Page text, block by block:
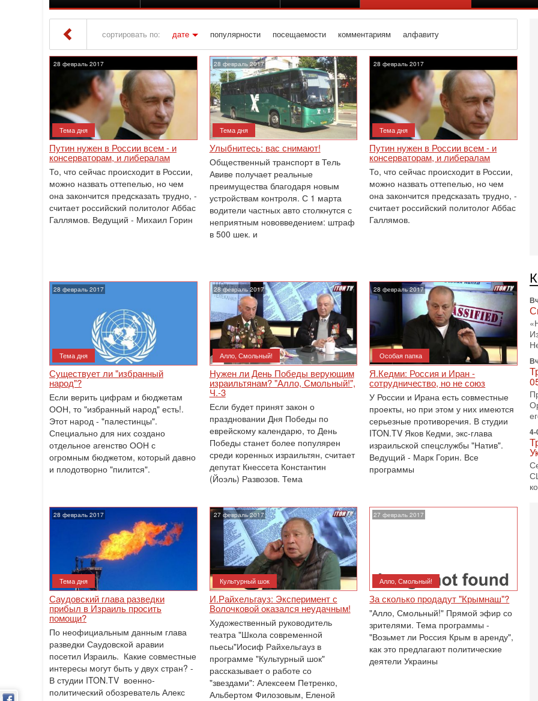
сортировать по: дате популярности посещаемости комментариям алфавиту
Iton TV » Материалы за Февраль 2017 года
28 февраль 2017
Тема дня
Путин нужен в России всем - и
консерваторам, и либералам
То, что сейчас происходит в России,
можно назвать оттепелью, но чем
она закончится предсказать трудно, -
считает российский политолог Аббас
Галлямов. Ведущий - Михаил Горин
28 февраль 2017
Тема дня
Улыбнитесь: вас снимают!
Общественный транспорт в Тель
Авиве получает реальные
преимущества благодаря новым
устройствам контроля. С 1 марта
водители частных авто столкнутся с
неприятным нововведением: штраф
в 500 шек. и
28 февраль 2017
Тема дня
Путин нужен в России всем - и
консерваторам, и либералам
То, что сейчас происходит в России,
можно назвать оттепелью, но чем
она закончится предсказать трудно, -
считает российский политолог Аббас
Галлямов.
28 февраль 2017
Тема дня
Существует ли "избранный
народ"?
Если верить цифрам и бюджетам
ООН, то "избранный народ" есть!.
Этот народ - "палестинцы".
Специально для них создано
отдельное агенство ООН с
огромным бюджетом, который давно
и плодотворно "пилится".
28 февраль 2017
Алло, Смольный!
Нужен ли День Победы верующим
израильтянам? "Алло, Смольный!",
Ч.-3
Если будет принят закон о
праздновании Дня Победы по
еврейскому календарю, то День
Победы станет более популярен
среди коренных израильтян, считает
депутат Кнессета Константин
(Йоэль) Развозов. Тема
28 февраль 2017
Особая папка
Я.Кедми: Россия и Иран -
сотрудничество, но не союз
У России и Ирана есть совместные
проекты, но при этом у них имеются
серьезные противоречия. В студии
ITON.TV Яков Кедми, экс-глава
израильской спецслужбы "Натив".
Ведущий - Марк Горин. Все
программы
28 февраль 2017
Тема дня
Саудовский глава разведки
прибыл в Израиль просить
помощи?
По неофициальным данным глава
разведки Саудовской аравии
посетил Израиль. Какие совместные
интересы могут быть у двух стран? -
В студии ITON.TV военно-
политический обозреватель Алекс
27 февраль 2017
Культурный шок
И.Райхельгауз: Эксперимент с
Волочковой оказался неудачным!
Художественный руководитель
театра "Школа современной
пьесы"Иосиф Райхельгауз в
программе "Культурный шок"
рассказывает о работе со
"звездами": Алексеем Петренко,
Альбертом Филозовым, Еленой
27 февраль 2017
Алло, Смольный!
За сколько продадут "Крымнаш"?
"Алло, Смольный!" Прямой эфир со
зрителями. Тема программы -
"Возьмет ли Россия Крым в аренду",
как это предлагают политические
деятели Украины
4-